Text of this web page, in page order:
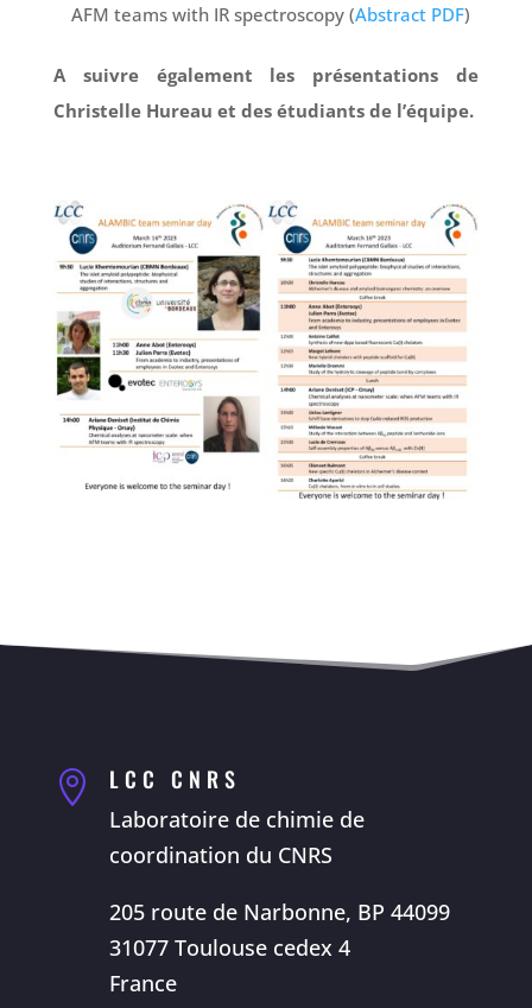
AFM teams with IR spectroscopy (Abstract PDF)
A suivre également les présentations de
Christelle Hureau et des étudiants de l’équipe.
 LCC CNRS
Laboratoire de chimie de
coordination du CNRS
205 route de Narbonne, BP 44099
31077 Toulouse cedex 4
France